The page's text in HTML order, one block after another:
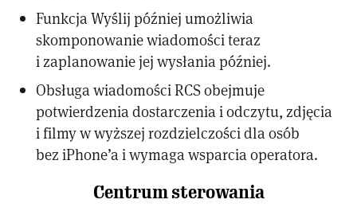
Funkcja Wyślij później umożliwia
skomponowanie wiadomości teraz
i zaplanowanie jej wysłania później.
Obsługa wiadomości RCS obejmuje
potwierdzenia dostarczenia i odczytu, zdjęcia
i filmy w wyższej rozdzielczości dla osób
bez iPhone’a i wymaga wsparcia operatora.
Centrum sterowania